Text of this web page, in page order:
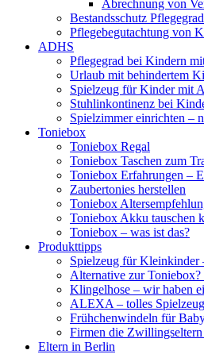
Abrechnung von
Bestandsschutz Pflegegrad
Pflegebegutachtung von
ADHS
Pflegegrad bei Kindern
Urlaub mit behindertem
Spielzeug für Kinder mit
Stuhlinkontinenz bei
Spielzimmer einrichten –
Toniebox
Toniebox Regal
Toniebox Taschen zum
Toniebox Erfahrungen –
Zaubertonies herstellen
Toniebox
Toniebox Akku tauschen
Toniebox – was ist das?
Produkttipps
Spielzeug für Kleinkinder
Alternative zur
Klingelhose – wir haben
ALEXA – tolles
Frühchenwindeln für
Firmen die Zwillingseltern
Eltern in Berlin